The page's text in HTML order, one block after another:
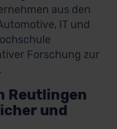
aus den
IT und
Forschung zur
Reutlingen
und